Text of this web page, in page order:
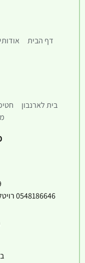
דף הבית
בית לארנבון
0548186646